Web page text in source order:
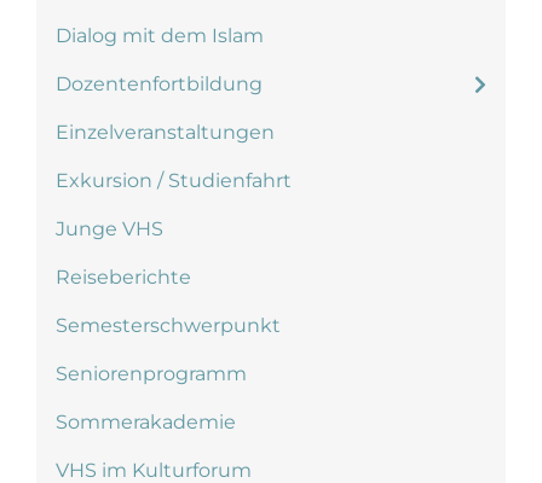
Dialog mit dem Islam
Dozentenfortbildung
Einzelveranstaltungen
Exkursion / Studienfahrt
Junge VHS
Reiseberichte
Semesterschwerpunkt
Seniorenprogramm
Sommerakademie
VHS im Kulturforum